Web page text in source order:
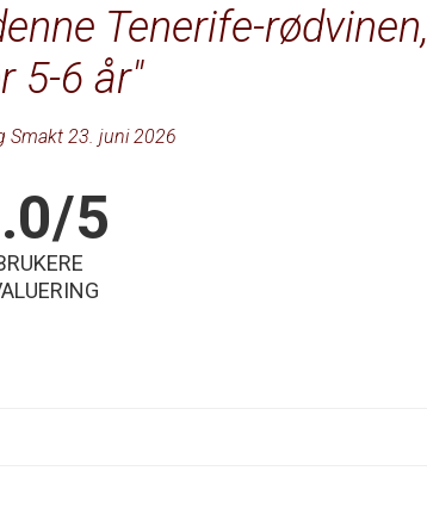
Tenerife-rødvinen,
5-6 år
Smakt 23. juni 2026
5